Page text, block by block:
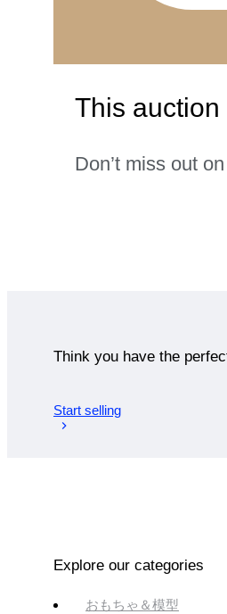
This
Don’t miss out
Think you have the
Start selling
Explore our categories
おもちゃ＆模型